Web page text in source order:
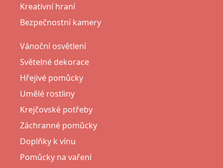
Kreativní hraní
Bezpečnostní kamery
Vánoční osvětlení
Světelné dekorace
Hřejivé pomůcky
Umělé rostliny
Krejčovské potřeby
Záchranné pomůcky
Doplňky k vínu
Pomůcky na vaření